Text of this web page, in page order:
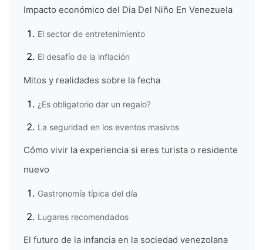
Impacto económico del Dia Del Niño En Venezuela
El sector de entretenimiento
El desafío de la inflación
Mitos y realidades sobre la fecha
¿Es obligatorio dar un regalo?
La seguridad en los eventos masivos
Cómo vivir la experiencia si eres turista o residente
nuevo
Gastronomía típica del día
Lugares recomendados
El futuro de la infancia en la sociedad venezolana